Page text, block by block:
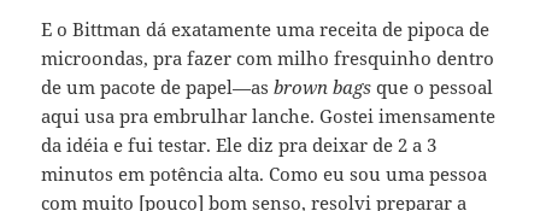
E o Bittman dá exatamente uma receita de pipoca de
microondas, pra fazer com milho fresquinho dentro
de um pacote de papel—asbrown bags que o pessoal
aqui usa pra embrulhar lanche. Gostei imensamente
da idéia e fui testar. Ele diz pra deixar de 2 a 3
minutos em potência alta. Como eu sou uma pessoa
com muito [pouco] bom senso, resolvi preparar a